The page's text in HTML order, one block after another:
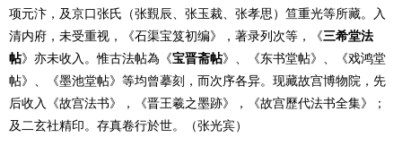
项元汴，及京口张氏（张覲辰、张玉裁、张孝思）笪重光等所藏。入
清内府，未受重视，《石渠宝笈初编》，著录列次等，《三希堂法
帖》亦未收入。惟古法帖為《宝晋斋帖》、《东书堂帖》、《戏鸿堂
帖》、《墨池堂帖》等均曾摹刻，而次序各异。现藏故宫博物院，先
后收入《故宫法书》，《晋王羲之墨跡》，《故宫歷代法书全集》；
及二玄社精印。存真卷行於世。（张光宾）